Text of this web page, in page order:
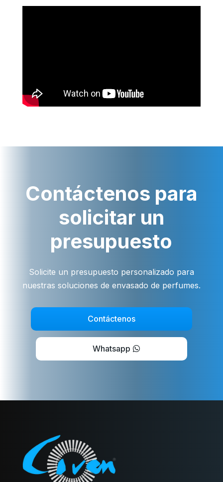
Contáctenos para
solicitar un
presupuesto
Solicite un presupuesto personalizado para
nuestras soluciones de envasado de perfumes.
Contáctenos
Whatsapp